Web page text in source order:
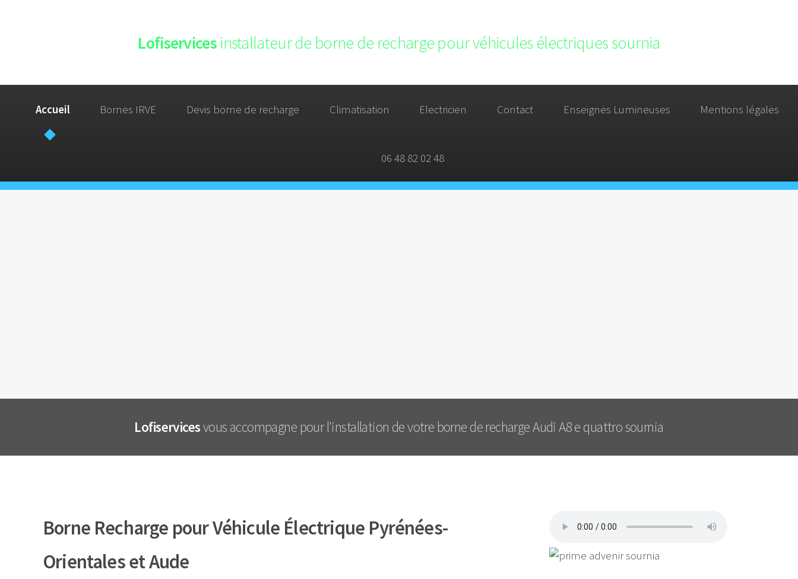
Lofiservicesinstallateur de borne de recharge pour véhicules électriques sournia
Accueil Bornes IRVE Devis borne de recharge Climatisation Electricien Contact Enseignes Lumineuses Mentions légales
06 48 82 02 48
Lofiservicesvous accompagne pour l'installation de votre borne de recharge Audi A8 e quattro sournia
Borne Recharge pour Véhicule Électrique Pyrénées-
Orientales et Aude